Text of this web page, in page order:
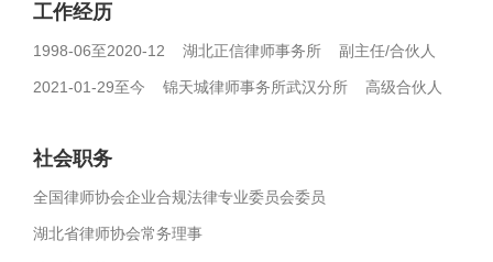
工作经历
1998-06至2020-12 湖北正信律师事务所 副主任/合伙人
2021-01-29至今 锦天城律师事务所武汉分所 高级合伙人
社会职务
全国律师协会企业合规法律专业委员会委员
湖北省律师协会常务理事